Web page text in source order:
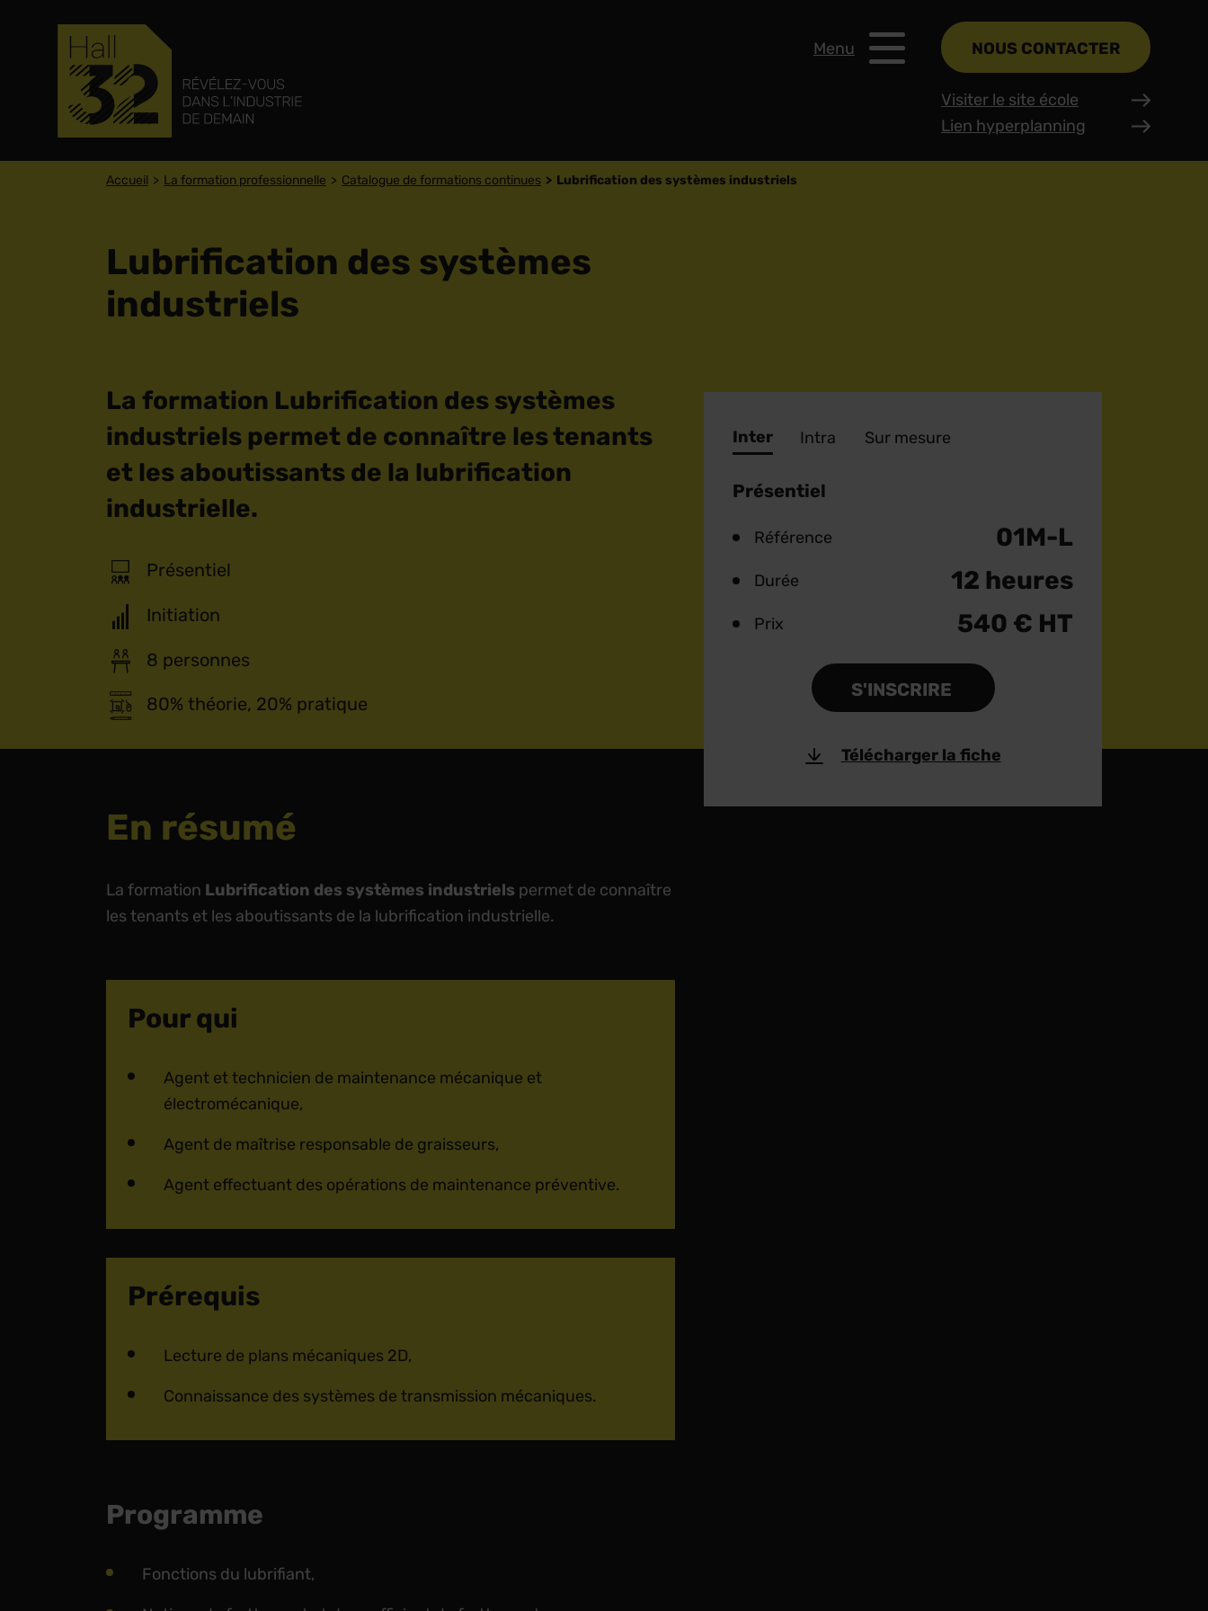
Menu NOUS CONTACTER
Visiter le site école
Lien hyperplanning
Accueil La formation professionnelle Catalogue de formations continues Lubrification des systèmes industriels
Lubrification des systèmes
industriels
La formation Lubrification des systèmes
industriels permet de connaître les tenants
et les aboutissants de la lubrification
industrielle.
Présentiel
Initiation
8 personnes
80% théorie, 20% pratique
Inter Intra Sur mesure
Présentiel
Référence 01M-L
Durée 12 heures
Prix 540 € HT
S'INSCRIRE
Télécharger la fiche
En résumé
La formation Lubrification des systèmes industriels permet de connaître
les tenants et les aboutissants de la lubrification industrielle.
Pour qui
Agent et technicien de maintenance mécanique et
électromécanique,
Agent de maîtrise responsable de graisseurs,
Agent effectuant des opérations de maintenance préventive.
Prérequis
Lecture de plans mécaniques 2D,
Connaissance des systèmes de transmission mécaniques.
Programme
Fonctions du lubrifiant,